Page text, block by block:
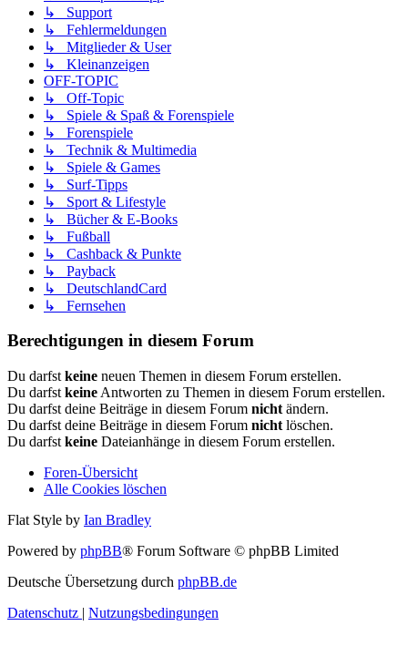
↳ Support
↳ Fehlermeldungen
↳ Mitglieder & User
↳ Kleinanzeigen
OFF-TOPIC
↳ Off-Topic
↳ Spiele & Spaß & Forenspiele
↳ Forenspiele
↳ Technik & Multimedia
↳ Spiele & Games
↳ Surf-Tipps
↳ Sport & Lifestyle
↳ Bücher & E-Books
↳ Fußball
↳ Cashback & Punkte
↳ Payback
↳ DeutschlandCard
↳ Fernsehen
Berechtigungen in diesem Forum
Du darfst keine neuen Themen in diesem Forum erstellen.
Du darfst keine Antworten zu Themen in diesem Forum erstellen.
Du darfst deine Beiträge in diesem Forum nicht ändern.
Du darfst deine Beiträge in diesem Forum nicht löschen.
Du darfst keine Dateianhänge in diesem Forum erstellen.
Foren-Übersicht
Alle Cookies löschen
Flat Style by Ian Bradley
Powered by phpBB® Forum Software © phpBB Limited
Deutsche Übersetzung durch phpBB.de
Datenschutz | Nutzungsbedingungen